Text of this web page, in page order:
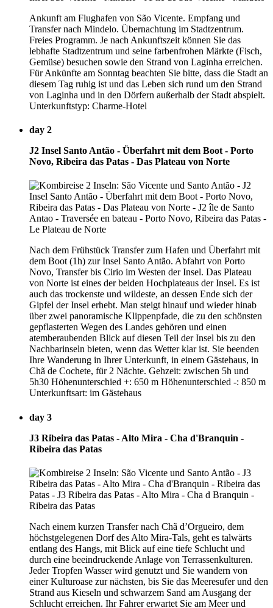
Ankunft am Flughafen von São Vicente. Empfang und
Transfer nach Mindelo. Übernachtung im Stadtzentrum.
Freies Programm. Je nach Ankunftszeit können Sie das
lebhafte Stadtzentrum und seine farbenfrohen Märkte (Fisch,
Gemüse) besuchen sowie den Strand von Laginha erreichen.
Für Ankünfte am Sonntag beachten Sie bitte, dass die Stadt an
diesem Tag ruhig ist und das Leben sich rund um den Strand
von Laginha und in den Dörfern außerhalb der Stadt abspielt.
Unterkunftstyp: Charme-Hotel
day 2
J2 Insel Santo Antão - Überfahrt mit dem Boot - Porto
Novo, Ribeira das Patas - Das Plateau von Norte
Nach dem Frühstück Transfer zum Hafen und Überfahrt mit
dem Boot (1h) zur Insel Santo Antão. Abfahrt von Porto
Novo, Transfer bis Cirio im Westen der Insel. Das Plateau
von Norte ist eines der beiden Hochplateaus der Insel. Es ist
auch das trockenste und wildeste, an dessen Ende sich der
Gipfel der Insel erhebt. Man steigt hinauf und wieder hinab
über zwei panoramische Klippenpfade, die zu den schönsten
gepflasterten Wegen des Landes gehören und einen
atemberaubenden Blick auf diesen Teil der Insel bis zu den
Nachbarinseln bieten, wenn das Wetter klar ist. Sie beenden
Ihre Wanderung in Ihrer Unterkunft, in einem Gästehaus, in
Chã de Cochete, für 2 Nächte. Gehzeit: zwischen 5h und
5h30 Höhenunterschied +: 650 m Höhenunterschied -: 850 m
Unterkunftsart: im Gästehaus
day 3
J3 Ribeira das Patas - Alto Mira - Cha d'Branquin -
Ribeira das Patas
Nach einem kurzen Transfer nach Chã d’Orgueiro, dem
höchstgelegenen Dorf des Alto Mira-Tals, geht es talwärts
entlang des Hangs, mit Blick auf eine tiefe Schlucht und
durch eine beeindruckende Anlage von Terrassenkulturen.
Jeder Tropfen Wasser wird genutzt und Sie wandern von
einer Kulturoase zur nächsten, bis Sie das Meeresufer und den
Strand aus Kieseln und schwarzem Sand am Ausgang der
Schlucht erreichen. Ihr Fahrer erwartet Sie am Meer und